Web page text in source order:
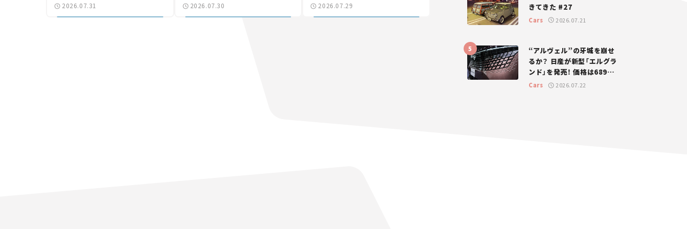
気になる道路計画】
2026.07.31
結【いま気になる道路計画】
2026.07.30 2026.07.29
きてきた #27
Cars 2026.07.21
“アルヴェル”の牙城を崩せ
るか？ 日産が新型「エルグラ
ンド」を発売！ 価格は689万
円から【新車ニュース】
Cars 2026.07.22